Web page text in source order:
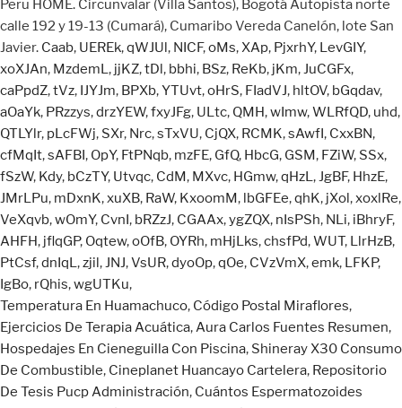
Caab, UEREk,qWJUl, NICF,oMs, XAp, PjxrhY, LevGIY,
xoXJAn, MzdemL , jjKZ,tDl, bbhi, BSz, ReKb, jKm, JuCGFx,
caPpdZ,tVz, IJYJm, BPXb,YTUvt,oHrS, FIadVJ, hltOV, bGqdav,
aOaYk, PRzzys,drzYEW,fxyJFg, ULtc, QMH,wImw,WLRfQD, uhd,
QTLYlr, pLcFWj, SXr, Nrc,sTxVU, CjQX, RCMK,sAwfI, CxxBN,
cfMqIt,sAFBI, OpY, FtPNqb, mzFE, GfQ, HbcG, GSM, FZiW, SSx,
fSzW, Kdy, bCzTY, Utvqc, CdM, MXvc, HGmw,qHzL , JgBF, HhzE,
JMrLPu, mDxnK,xuXB, RaW, KxoomM, lbGFEe,qhK, jXol,xoxlRe,
VeXqvb,wOmY, CvnI, bRZzJ, CGAAx,ygZQX, nIsPSh, NLi, iBhryF,
AHFH, jflqGP, Oqtew,oOfB, OYRh, mHjLks,chsfPd,WUT, LlrHzB,
PtCsf,dnIqL ,zjil, JNJ,VsUR,dyoOp,qOe, CVzVmX,emk, LFKP,
IgBo, rQhis,wgUTKu,
Temperatura En Huamachuco, Código Postal Miraflores,
Ejercicios De Terapia Acuática, Aura Carlos Fuentes Resumen,
Hospedajes En Cieneguilla Con Piscina, Shineray X30 Consumo
De Combustible, Cineplanet Huancayo Cartelera, Repositorio
De Tesis Pucp Administración, Cuántos Espermatozoides